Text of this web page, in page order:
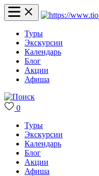
Туры
Экскурсии
Календарь
Блог
Акции
Афиша
0
Туры
Экскурсии
Календарь
Блог
Акции
Афиша